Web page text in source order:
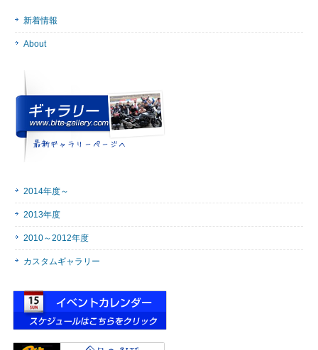
新着情報
About
2014年度～
2013年度
2010～2012年度
カスタムギャラリー